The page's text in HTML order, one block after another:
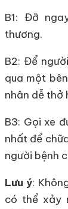
B1: Đỡ
thương.
B2: Để
qua một
nhân dễ thở
B3: Gọi xe
nhất để
người bệnh
Lưu ý:
có thể xảy